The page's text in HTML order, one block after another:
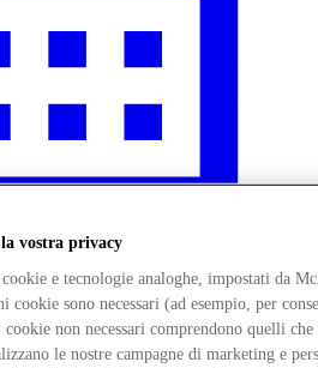
vostra privacy
e tecnologie analoghe, impostati da
cookie sono necessari (ad esempio, per
non necessari comprendono quelli che
le nostre campagne di marketing e